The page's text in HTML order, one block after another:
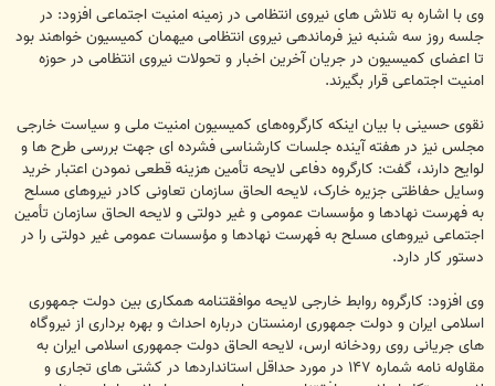
وی با اشاره به تلاش های نیروی انتظامی در زمینه امنیت اجتماعی افزود: در
جلسه روز سه شنبه نیز فرماندهی نیروی انتظامی میهمان کمیسیون خواهند بود
تا اعضای کمیسیون در جریان آخرین اخبار و تحولات نیروی انتظامی در حوزه
امنیت اجتماعی قرار بگیرند.
نقوی حسینی با بیان اینکه کارگروه‌های کمیسیون امنیت ملی و سیاست خارجی
مجلس نیز در هفته آینده جلسات کارشناسی فشرده ای جهت بررسی طرح ها و
لوایح دارند،‌ گفت: کارگروه دفاعی لایحه تأمین هزینه قطعی نمودن اعتبار خرید
وسایل حفاظتی جزیره خارک، لایحه الحاق سازمان تعاونی کادر نیروهای مسلح
به فهرست نهادها و مؤسسات عمومی و غیر دولتی و لایحه الحاق سازمان تأمین
اجتماعی نیروهای مسلح به فهرست نهادها و مؤسسات عمومی غیر دولتی را در
دستور کار دارد.
وی افزود: کارگروه روابط خارجی لایحه موافقتنامه همکاری بین دولت جمهوری
اسلامی ایران و دولت جمهوری ارمنستان درباره احداث و بهره برداری از نیروگاه
های جریانی روی رودخانه ارس، لایحه الحاق دولت جمهوری اسلامی ایران به
مقاوله نامه شماره ۱۴۷ در مورد حداقل استانداردها در کشتی های تجاری و